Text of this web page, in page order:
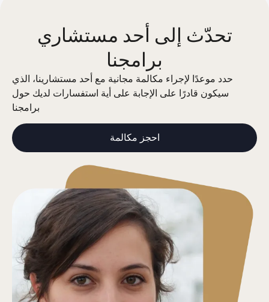
تحدّث إلى أحد مستشاري
برامجنا
حدد موعدًا لإجراء مكالمة مجانية مع أحد مستشارينا، الذي
سيكون قادرًا على الإجابة على أية استفسارات لديك حول
برامجنا
احجز مكالمة